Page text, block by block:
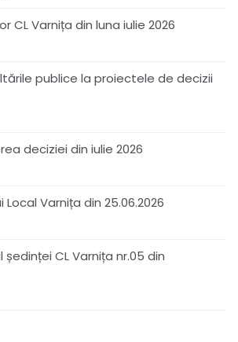
CL Varnița din luna iulie 2026
publice la proiectele de decizii
deciziei din iulie 2026
Local Varnița din 25.06.2026
CL Varnița nr.05 din